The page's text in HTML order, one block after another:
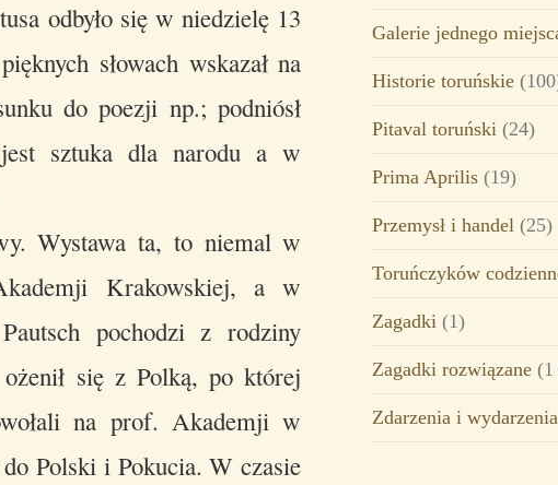
odbyło się w niedzielę 13
słowach wskazał na
do poezji np.; podniósł
jest sztuka dla narodu a w
Wystawa ta, to niemal w
Krakowskiej, a w
pochodzi z rodziny
się z Polką, po której
na prof. Akademji w
Polski i Pokucia. W czasie
Galerie jednego
Historie toruńskie
Pitaval toruński(24)
Prima Aprilis(19)
Przemysł i handel(25)
Toruńczyków
Zagadki(1)
Zagadki rozwiązane(1
Zdarzenia i wydarzenia